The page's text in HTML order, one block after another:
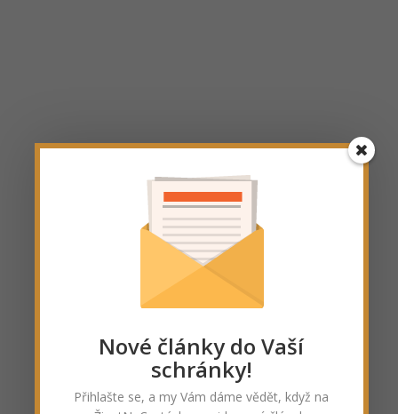
Nové články do Vaší
schránky!
Přihlašte se, a my Vám dáme vědět, když na